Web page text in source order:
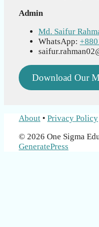
Admin
Md. Saifur
WhatsApp:
Download Our
About • Privacy Policy
© 2026 One Sigma
GeneratePress